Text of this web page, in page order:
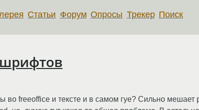
Статьи Форум Опросы Трекер Поиск
во freeoffice и тексте и в самом гуе? Сильно